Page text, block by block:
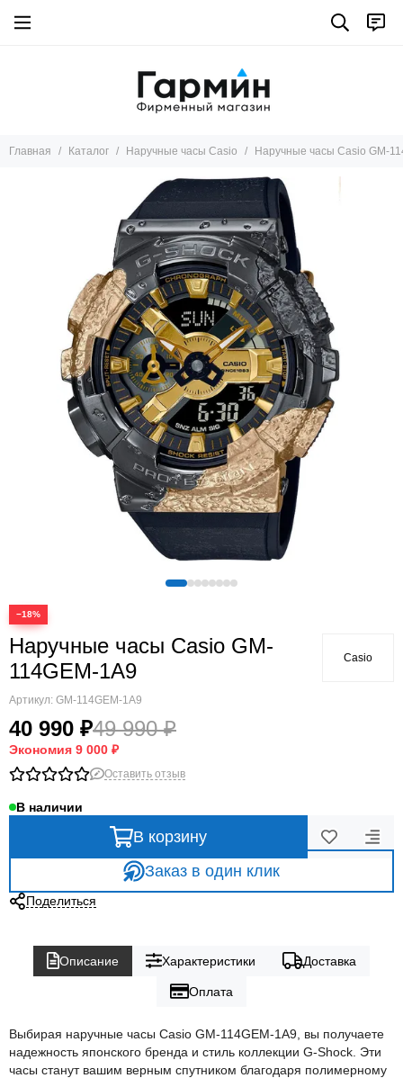
Главная Каталог Наручные часы Casio Наручные часы Casio GM-
−18%
Наручные часы Casio GM-
114GEM-1A9
Артикул: GM-114GEM-1A9
40 990 ₽49 990 ₽
Экономия 9 000 ₽
Casio
Оставить отзыв
В наличии
В корзину
Заказ в один клик
Поделиться
Описание Характеристики Доставка
Оплата
Выбирая наручные часы Casio GM-114GEM-1A9, вы получаете
надежность японского бренда и стиль коллекции G-Shock. Эти
часы станут вашим верным спутником благодаря полимерному